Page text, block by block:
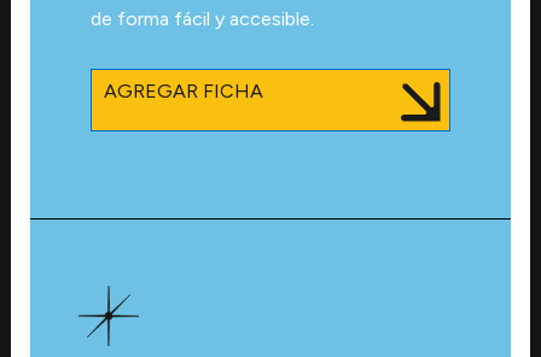
de forma fácil y accesible.
AGREGAR FICHA